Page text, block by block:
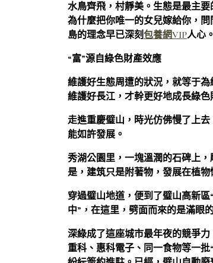
水鳥齊飛，村靜美。生態是最主
為什麼把你唯一的女兒嫁給你，
島的理念早已深刻包養網VIP人心。
“富”源自綠色財產效應
維護好生態周遭的狀況，就等于
維護好長江，才幹更好地成長綠
走進重慶璧山，時光仿佛慢了上
能如許發展。
秀湖公園里，一塊溫潤的石碑上
是，建筑只是附著物，發展在植
穿過璧山地道，便到了璧山高新
中”，在這里，劈面而來的是滿眼
深綠成了這座城市最年夜的競爭
重科、惠科電子、同一食物等一